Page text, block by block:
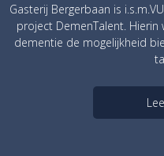
Gasterij Bergerbaan is
project DemenTalent.
dementie de mogelijkheid